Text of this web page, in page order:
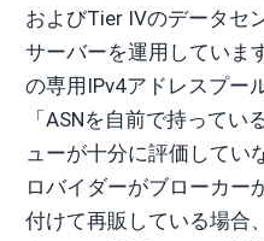
およびTier IVのデータセ
サーバーを運用していま
の専用IPv4アドレスプー
「ASNを自前で持って
ューが十分に評価してい
ロバイダーがブローカー
付けて再販している場合